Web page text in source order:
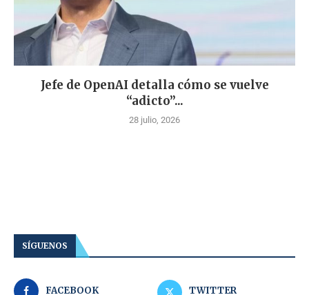
Jefe de OpenAI detalla cómo se vuelve
“adicto”...
28 julio, 2026
SÍGUENOS
FACEBOOK TWITTER